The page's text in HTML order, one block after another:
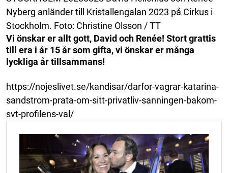
Nyberg anländer till Kristallengalan 2023 på Cirkus i
Stockholm. Foto: Christine Olsson / TT
Vi önskar er allt gott, David och Renée! Stort grattis
till era i år 15 år som gifta, vi önskar er många
lyckliga år tillsammans!
https://nojeslivet.se/kandisar/darfor-vagrar-katarina-
sandstrom-prata-om-sitt-privatliv-sanningen-bakom-
svt-profilens-val/